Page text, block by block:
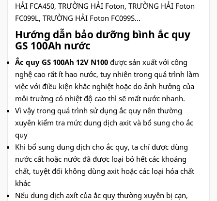
HẢI FCA450, TRƯỜNG HẢI Foton, TRƯỜNG HẢI Foton
FC099L, TRƯỜNG HẢI Foton FC099S…
Hướng dẫn bảo dưỡng bình ắc quy
GS 100Ah nước
Ắc quy GS 100Ah 12V N100 được sản xuất với công
nghệ cao rất ít hao nước, tuy nhiên trong quá trình làm
việc với điều kiện khắc nghiệt hoặc do ảnh hưởng của
môi trường có nhiệt độ cao thì sẽ mất nước nhanh.
Vì vậy trong quá trình sử dụng ắc quy nên thường
xuyên kiểm tra mức dung dịch axit và bổ sung cho ắc
quy
Khi bổ sung dung dịch cho ắc quy, ta chỉ được dùng
nước cất hoặc nước đã được loại bỏ hết các khoáng
chất, tuyệt đối không dùng axit hoặc các loại hóa chất
khác
Nếu dung dịch axít của ắc quy thường xuyên bị cạn,